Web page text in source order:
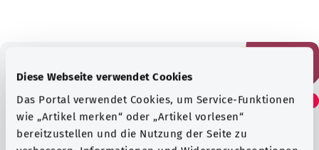
Diese Webseite verwendet Cookies
Das Portal verwendet Cookies, um Service-Funktionen
wie „Artikel merken“ oder „Artikel vorlesen“
bereitzustellen und die Nutzung der Seite zu
هل وجدت هذا المقال مفيدًا؟
نعم